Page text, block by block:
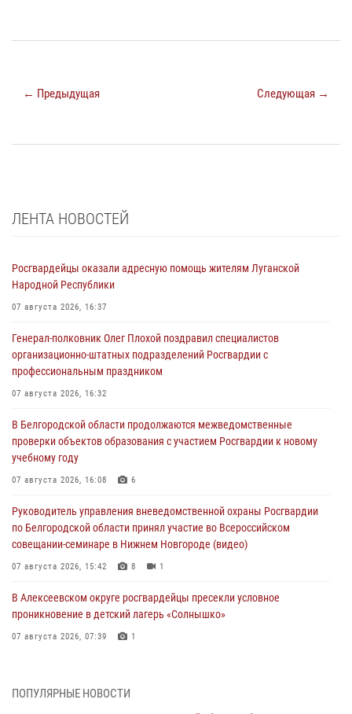
← Предыдущая Следующая →
ЛЕНТА НОВОСТЕЙ
Росгвардейцы оказали адресную помощь жителям Луганской
Народной Республики
07 августа 2026, 16:37
Генерал-полковник Олег Плохой поздравил специалистов
организационно-штатных подразделений Росгвардии с
профессиональным праздником
07 августа 2026, 16:32
В Белгородской области продолжаются межведомственные
проверки объектов образования с участием Росгвардии к новому
учебному году
07 августа 2026, 16:08 6
Руководитель управления вневедомственной охраны Росгвардии
по Белгородской области принял участие во Всероссийском
совещании-семинаре в Нижнем Новгороде (видео)
07 августа 2026, 15:42 8 1
В Алексеевском округе росгвардейцы пресекли условное
проникновение в детский лагерь «Солнышко»
07 августа 2026, 07:39 1
ПОПУЛЯРНЫЕ НОВОСТИ